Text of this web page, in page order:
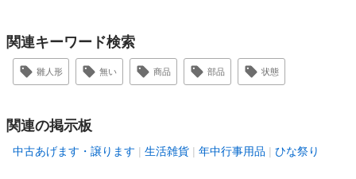
関連キーワード検索
雛人形 無い 商品 部品 状態
関連の掲示板
中古あげます・譲ります 生活雑貨 年中行事用品 ひな祭り